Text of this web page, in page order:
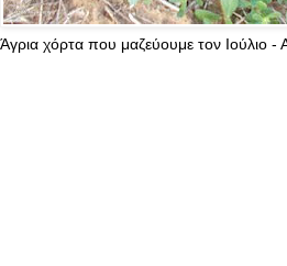
Άγρια χόρτα που μαζεύουμε τον Ιούλιο -